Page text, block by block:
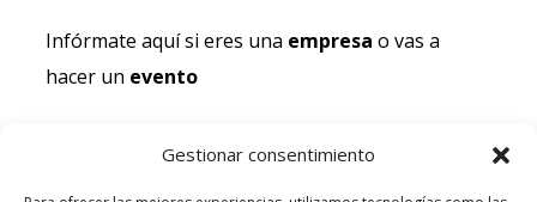
Gestionar consentimiento
Infórmate aquí si eres una empresa o vas a
hacer un evento